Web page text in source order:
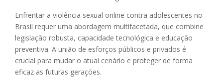
Enfrentar a violência sexual online contra adolescentes no
Brasil requer uma abordagem multifacetada, que combine
legislação robusta, capacidade tecnológica e educação
preventiva. A união de esforços públicos e privados é
crucial para mudar o atual cenário e proteger de forma
eficaz as futuras gerações.